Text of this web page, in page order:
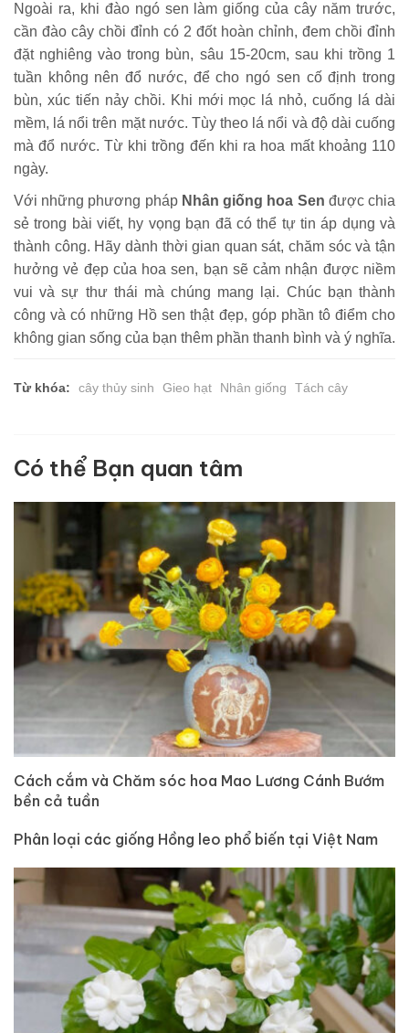
Ngoài ra, khi đào ngó sen làm giống của cây năm trước,
cần đào cây chồi đỉnh có 2 đốt hoàn chỉnh, đem chồi đỉnh
đặt nghiêng vào trong bùn, sâu 15-20cm, sau khi trồng 1
tuần không nên đổ nước, để cho ngó sen cố định trong
bùn, xúc tiến nảy chồi. Khi mới mọc lá nhỏ, cuống lá dài
mềm, lá nổi trên mặt nước. Tùy theo lá nổi và độ dài cuống
mà đổ nước. Từ khi trồng đến khi ra hoa mất khoảng 110
ngày.
Với những phương pháp Nhân giống hoa Sen được chia
sẻ trong bài viết, hy vọng bạn đã có thể tự tin áp dụng và
thành công. Hãy dành thời gian quan sát, chăm sóc và tận
hưởng vẻ đẹp của hoa sen, bạn sẽ cảm nhận được niềm
vui và sự thư thái mà chúng mang lại. Chúc bạn thành
công và có những Hồ sen thật đẹp, góp phần tô điểm cho
không gian sống của bạn thêm phần thanh bình và ý nghĩa.
Từ khóa: cây thủy sinh Gieo hạt Nhân giống Tách cây
Có thể Bạn quan tâm
Cách cắm và Chăm sóc hoa Mao Lương Cánh Bướm
bền cả tuần
Phân loại các giống Hồng leo phổ biến tại Việt Nam